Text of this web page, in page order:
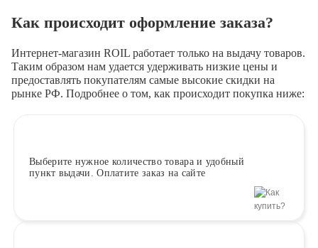
Как происходит оформление заказа?
Интернет-магазин ROIL работает только на выдачу товаров.
Таким образом нам удается удерживать низкие цены и
предоставлять покупателям самые высокие скидки на
рынке РФ. Подробнее о том, как происходит покупка ниже:
Выберите нужное количество товара и удобный
пункт выдачи. Оплатите заказ на сайте